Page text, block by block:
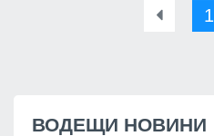
1
ВОДЕЩИ НОВИНИ